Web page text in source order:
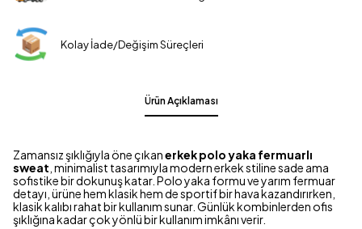
Kolay İade/Değişim Süreçleri
Ürün Açıklaması
Zamansız şıklığıyla öne çıkanerkek polo yaka fermuarlı
sweat , minimalist tasarımıyla modern erkek stiline sade ama
sofistike bir dokunuş katar. Polo yaka formu ve yarım fermuar
detayı, ürüne hem klasik hem de sportif bir hava kazandırırken,
klasik kalıbı rahat bir kullanım sunar. Günlük kombinlerden ofis
şıklığına kadar çok yönlü bir kullanım imkânı verir.